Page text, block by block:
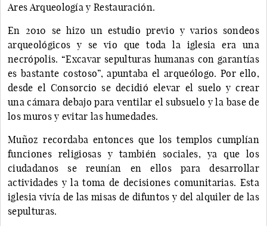
Ares Arqueología y Restauración.
En 2010 se hizo un estudio previo y varios sondeos
arqueológicos y se vio que toda la iglesia era una
necrópolis. “Excavar sepulturas humanas con garantías
es bastante costoso”, apuntaba el arqueólogo. Por ello,
desde el Consorcio se decidió elevar el suelo y crear
una cámara debajo para ventilar el subsuelo y la base de
los muros y evitar las humedades.
Muñoz recordaba entonces que los templos cumplían
funciones religiosas y también sociales, ya que los
ciudadanos se reunían en ellos para desarrollar
actividades y la toma de decisiones comunitarias. Esta
iglesia vivía de las misas de difuntos y del alquiler de las
sepulturas.